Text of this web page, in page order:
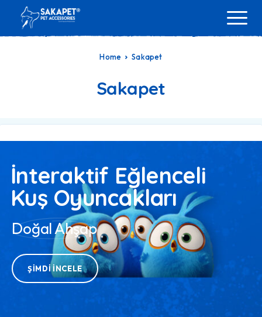
Home Sakapet
Sakapet
İnteraktif Eğlenceli
Kuş Oyuncakları
Doğal Ahşap
ŞIMDI İNCELE